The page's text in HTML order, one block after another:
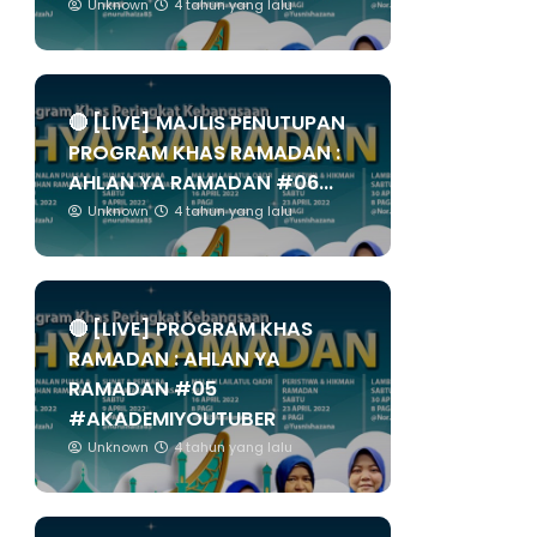
Unknown 4 tahun yang lalu
🔴 [LIVE] MAJLIS PENUTUPAN
PROGRAM KHAS RAMADAN :
AHLAN YA RAMADAN #06...
Unknown 4 tahun yang lalu
🔴 [LIVE] PROGRAM KHAS
RAMADAN : AHLAN YA
RAMADAN #05
#AKADEMIYOUTUBER
Unknown 4 tahun yang lalu